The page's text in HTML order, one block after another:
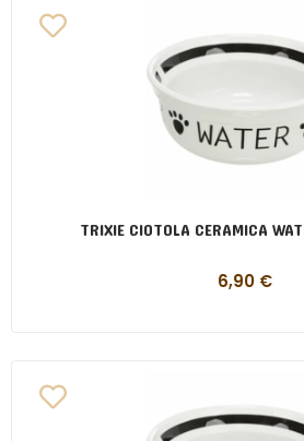
TRIXIE CIOTOLA CERAMICA
6,90 €